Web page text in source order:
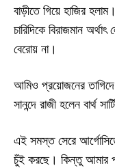
বাড়ীতে গিয়ে হাজির হলাম।
চারিদিকে বিরাজমান
বেরোয় না।
আমিও প্রয়োজনের তাগিদে
সানন্দে রাজী হলেন বার্থ
এই সমস্ত সেরে
চুঁই করছে। কিন্তু আমার